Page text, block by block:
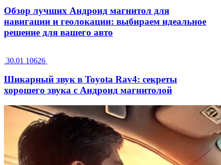
Обзор лучших Андроид магнитол для
навигации и геолокации: выбираем идеальное
решение для вашего авто
30.01 10626
Шикарный звук в Toyota Rav4: секреты
хорошего звука с Андроид магнитолой